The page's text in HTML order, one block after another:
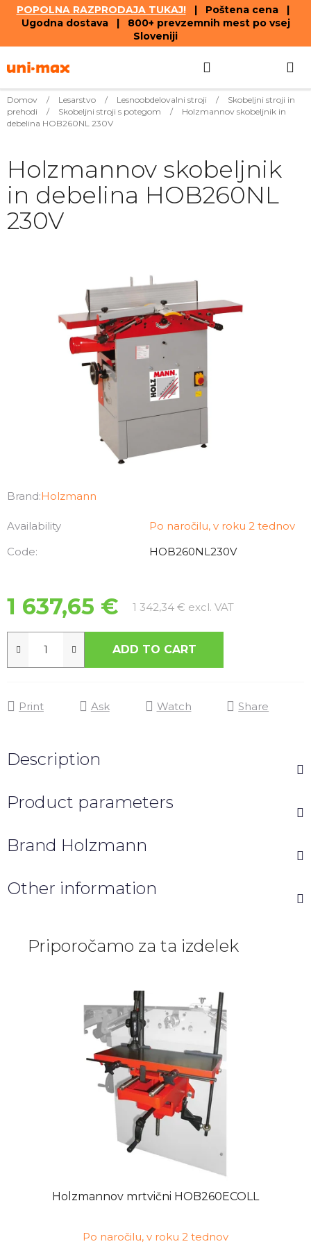
POPOLNA RAZPRODAJA TUKAJ!| Poštena cena |
Ugodna dostava | 800+ prevzemnih mest po vsej
Sloveniji
to
Domov / Lesarstvo / Lesnoobdelovalni stroji /
Skobeljni stroji in
prehodi
/ Skobeljni stroji s potegom /
Holzmannov skobeljnik in
debelina HOB260NL 230V
Brand:Holzmann
Availability
Po naročilu, v roku 2 tednov
Code:
HOB260NL230V
1 637,65 € 1 342,34 € excl. VATMeasure price:
ADD TO CART
Print Ask Watch Share
Holzmannov skobeljnik
in debelina HOB260NL
230V
Description
Product parameters
Brand Holzmann
Other information
Priporočamo za ta izdelek
Holzmannov mrtvični HOB260ECOLL
Po naročilu, v roku 2 tednov